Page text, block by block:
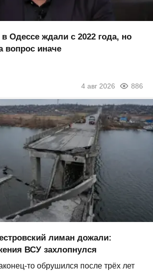
Одессе ждали с 2022 года, но
вопрос иначе
4 авг 2026 886
лиман дожали:
ВСУ захлопнулся
то обрушился после трёх лет